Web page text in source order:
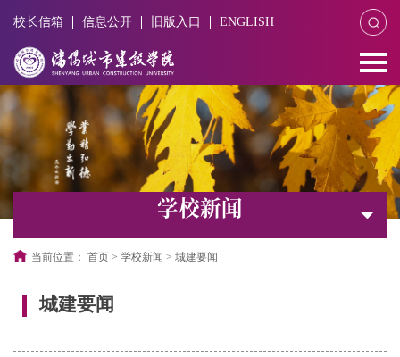
校长信箱 信息公开 旧版入口 ENGLISH
学校新闻
城建要闻
当前位置： 首页> 学校新闻 > 城建要闻